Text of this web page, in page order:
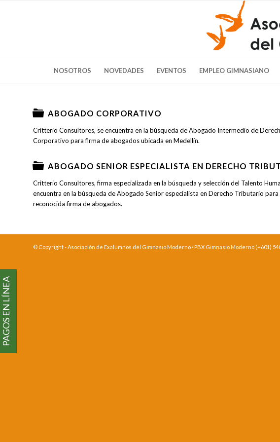
NOSOTROS NOVEDADES EVENTOS EMPLEO GIMNASIANO
ABOGADO CORPORATIVO
Critterio Consultores, se encuentra en la búsqueda de Abogado Intermedio de
Corporativo para firma de abogados ubicada en Medellín.
ABOGADO SENIOR ESPECIALISTA EN DERECHO
Critterio Consultores, firma especializada en la búsqueda y selección del Talento
encuentra en la búsqueda de Abogado Senior especialista en Derecho Tributario
reconocida firma de abogados.
© Copyright - Asociación de Exalumnos del Gimnasio Moderno · PBX Gimnasio Moderno (+601)
PAGOS EN LÍNEA